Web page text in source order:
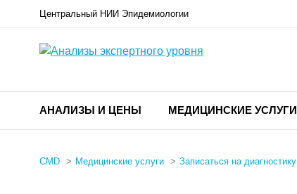
Центральный НИИ Эпидемиологии
АНАЛИЗЫ И ЦЕНЫ МЕДИЦИНСКИЕ УСЛУГИ
CMD Медицинские услуги Записаться на диагностику